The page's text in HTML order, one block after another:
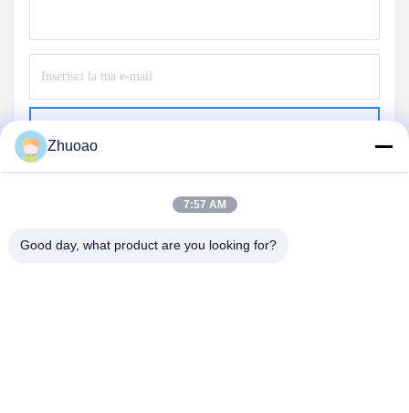
Zhuoao
7:57 AM
Good day, what product are you looking for?